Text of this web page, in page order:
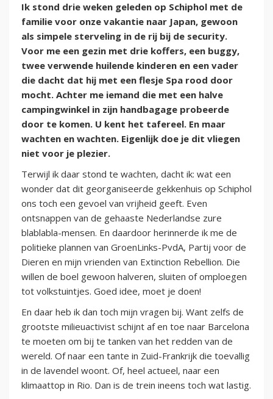
Ik stond drie weken geleden op Schiphol met de
familie voor onze vakantie naar Japan, gewoon
als simpele sterveling in de rij bij de security.
Voor me een gezin met drie koffers, een buggy,
twee verwende huilende kinderen en een vader
die dacht dat hij met een flesje Spa rood door
mocht. Achter me iemand die met een halve
campingwinkel in zijn handbagage probeerde
door te komen. U kent het tafereel. En maar
wachten en wachten. Eigenlijk doe je dit vliegen
niet voor je plezier.
Terwijl ik daar stond te wachten, dacht ik: wat een
wonder dat dit georganiseerde gekkenhuis op Schiphol
ons toch een gevoel van vrijheid geeft. Even
ontsnappen van de gehaaste Nederlandse zure
blablabla-mensen. En daardoor herinnerde ik me de
politieke plannen van GroenLinks-PvdA, Partij voor de
Dieren en mijn vrienden van Extinction Rebellion. Die
willen de boel gewoon halveren, sluiten of omploegen
tot volkstuintjes. Goed idee, moet je doen!
En daar heb ik dan toch mijn vragen bij. Want zelfs de
grootste milieuactivist schijnt af en toe naar Barcelona
te moeten om bij te tanken van het redden van de
wereld. Of naar een tante in Zuid-Frankrijk die toevallig
in de lavendel woont. Of, heel actueel, naar een
klimaattop in Rio. Dan is de trein ineens toch wat lastig.